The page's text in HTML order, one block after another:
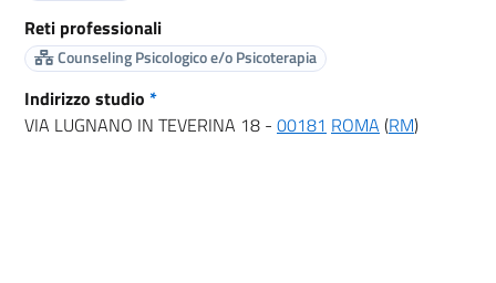
Reti professionali
Counseling Psicologico e/o Psicoterapia
Indirizzo studio *
VIA LUGNANO IN TEVERINA 18 - 00181 ROMA (RM)